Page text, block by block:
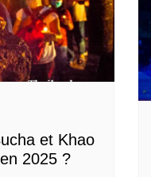
et Khao
2025 ?